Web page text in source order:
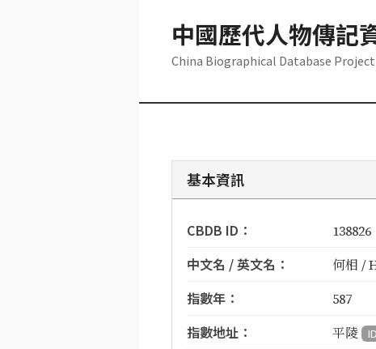
中國歷代人物傳記
China Biographical Database Project
基本資訊
CBDB ID： 138826
中文名 / 英文名： 何相 /
指數年： 587
指數地址： 平陵